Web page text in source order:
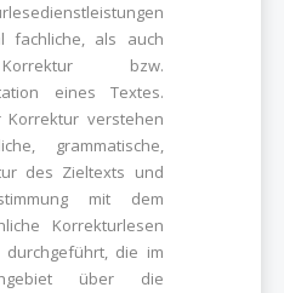
fachliche, als auch
bzw.
eines Textes.
Korrektur verstehen
grammatische,
des Zieltexts und
mit dem
Korrekturlesen
die im
über die